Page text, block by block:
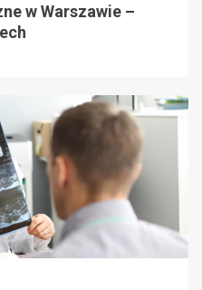
w Warszawie –